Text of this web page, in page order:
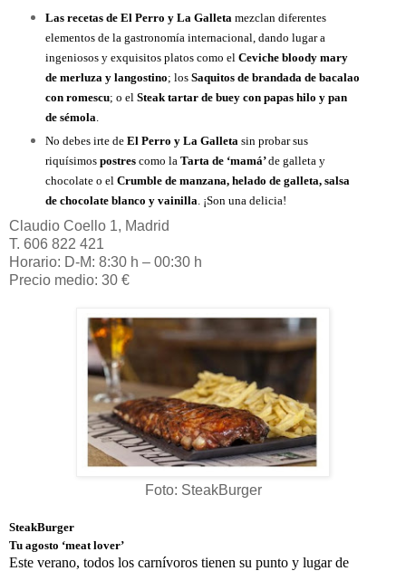
Las recetas de El Perro y La Galleta mezclan diferentes
elementos de la gastronomía internacional, dando lugar a
ingeniosos y exquisitos platos como el Ceviche bloody mary
de merluza y langostino; los Saquitos de brandada de bacalao
con romescu; o el Steak tartar de buey con papas hilo y pan
de sémola
No debes irte de El Perro y La Galleta sin probar sus
riquísimos postres como la Tarta de ‘mamá’de galleta y
chocolate o el Crumble de manzana, helado de galleta, salsa
de chocolate blanco y vainilla . ¡Son una delicia!
Claudio Coello 1, Madrid
T. 606 822 421
Horario: D-M: 8:30 h – 00:30 h
Precio medio: 30 €
Foto: SteakBurger
SteakBurger
Tu agosto ‘meat lover’
Este verano, todos los carnívoros tienen su punto y lugar de